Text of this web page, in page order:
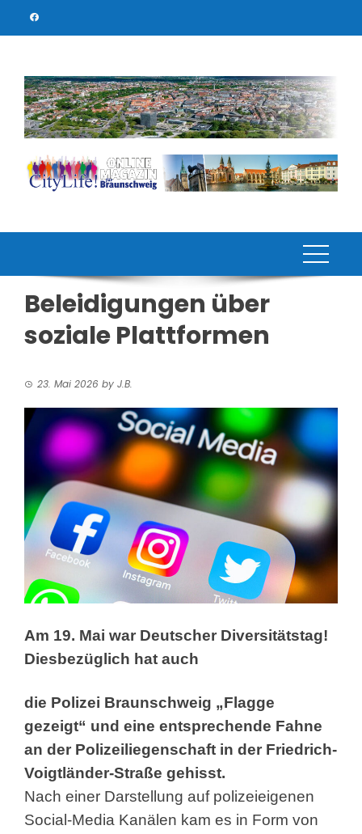
Beleidigungen über
soziale Plattformen
23. Mai 2026 by J.B.
Am 19. Mai war Deutscher Diversitätstag!
Diesbezüglich hat auch
die Polizei Braunschweig „Flagge
gezeigt“ und eine entsprechende Fahne
an der Polizeiliegenschaft in der Friedrich-
Voigtländer-Straße gehisst.
Nach einer Darstellung auf polizeieigenen
Social-Media Kanälen kam es in Form von